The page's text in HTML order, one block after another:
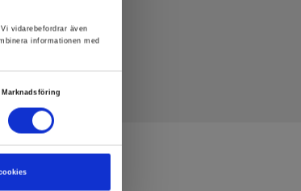
vidarebefordrar även
informationen med
Marknadsföring